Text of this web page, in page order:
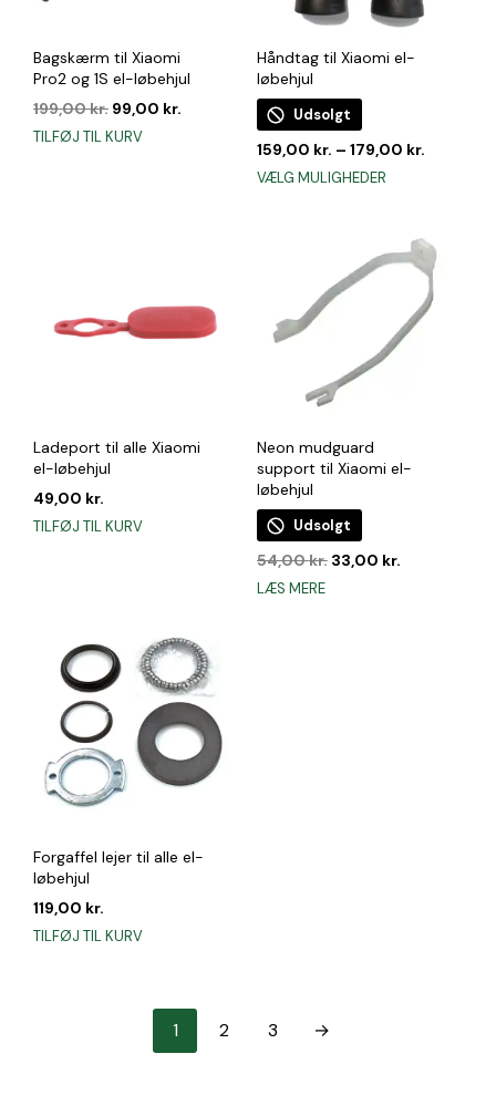
Bagskærm til Xiaomi
Pro2 og 1S el-løbehjul
199,00kr. Den
oprindelige
99,00 kr.
TILFØJ TIL KURV
Håndtag til Xiaomi el-
løbehjul
Udsolgt
159,00 kr. – 179,00 kr.
VÆLG MULIGHEDERDette
flere
varianter.
Mulighederne
kan
vælges
Ladeport til alle Xiaomi
el-løbehjul
49,00 kr.
TILFØJ TIL KURV
Neon mudguard
support til Xiaomi el-
løbehjul
Udsolgt
54,00kr. Den
33,00 kr.Den
LÆS MERE
Forgaffel lejer til alle el-
løbehjul
119,00 kr.
TILFØJ TIL KURV
1 2 3 →